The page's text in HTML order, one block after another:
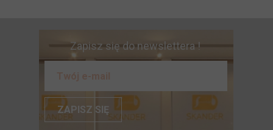
Zapisz się do newslettera !
ZAPISZ SIĘ